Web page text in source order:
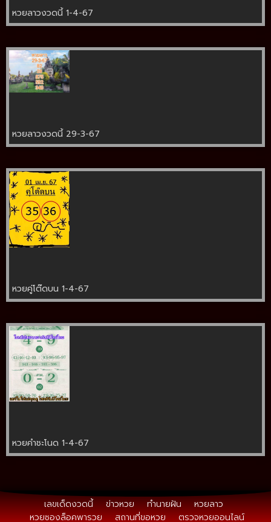
หวยลาวงวดนี้ 1-4-67
หวยลาวงวดนี้ 29-3-67
หวยคู่โต๊ดบน 1-4-67
หวยคำชะโนด 1-4-67
เลขเด็ดงวดนี้ ข่าวหวย ทำนายฝัน
หวยลาว
หวยซองล็อคพารวย
สถานที่ขอหวย ตรวจหวยออนไลน์